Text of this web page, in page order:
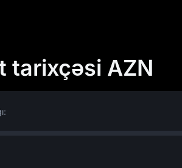
tarixçəsi AZN